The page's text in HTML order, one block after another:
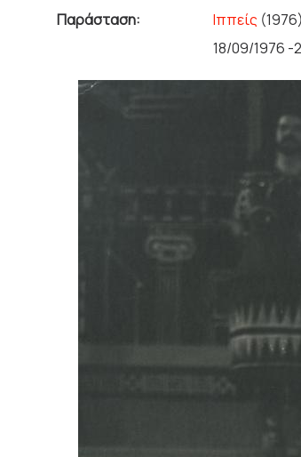
Παράσταση: Ιππείς (1976)
18/09/1976 -